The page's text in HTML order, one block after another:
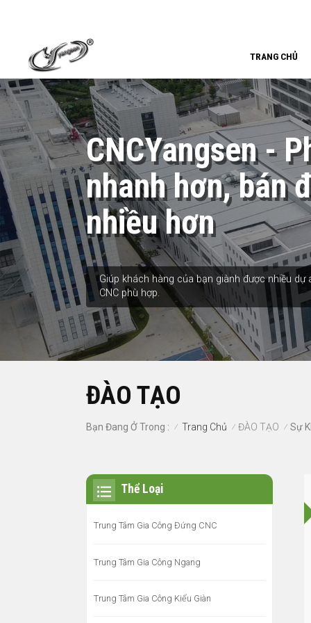
TRANG CHỦ
CNCYangsen -
nhanh hơn, bán
nhiều hơn
Giúp khách hàng của bạn giành được nhiều dự
CNC phù hợp.
ĐÀO TẠO
Bạn Đang Ở Trong : / Trang Chủ / ĐÀO TẠO /
Thể Loại
Trung Tâm Gia Công Đứng CNC
Trung Tâm Gia Công Ngang
Trung Tâm Gia Công Kiểu Giàn